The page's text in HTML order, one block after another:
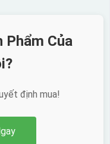
Phẩm Của
định mua!